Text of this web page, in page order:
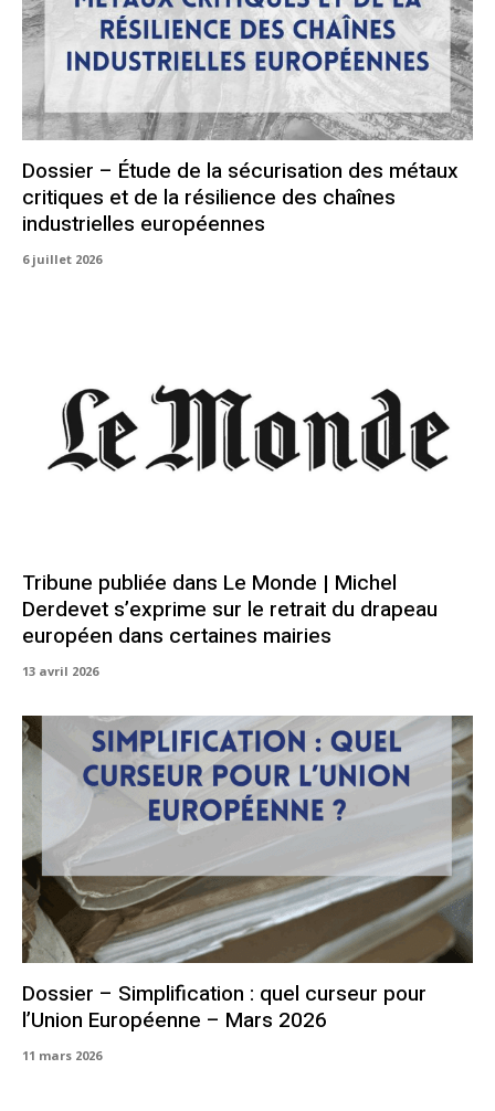
Dossier – Étude de la sécurisation des métaux
critiques et de la résilience des chaînes
industrielles européennes
6 juillet 2026
Tribune publiée dans Le Monde | Michel
Derdevet s’exprime sur le retrait du drapeau
européen dans certaines mairies
13 avril 2026
Dossier – Simplification : quel curseur pour
l’Union Européenne – Mars 2026
11 mars 2026